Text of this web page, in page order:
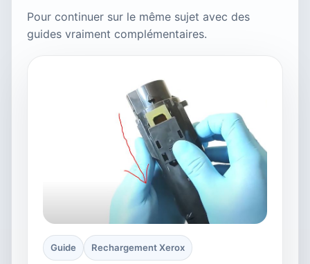
Pour continuer sur le même sujet avec des
guides vraiment complémentaires.
Guide Rechargement Xerox